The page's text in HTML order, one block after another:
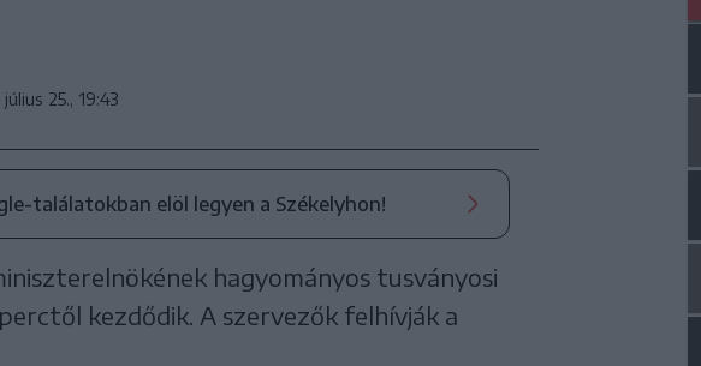
25., 19:43
találatokban elöl legyen a Székelyhon!
hagyományos tusványosi
kezdődik. A szervezők felhívják a